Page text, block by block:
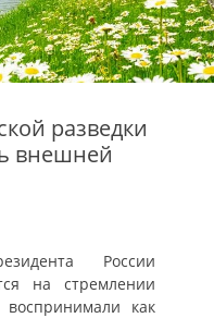
разведки
внешней
России
на стремлении
как